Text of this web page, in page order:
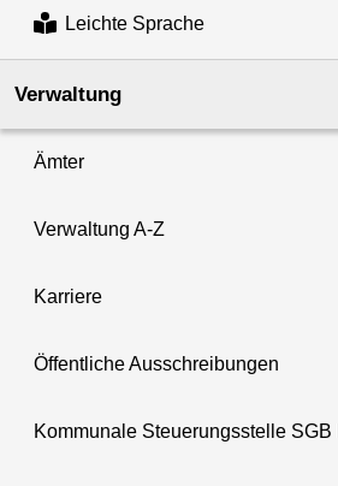
Leichte Sprache
Verwaltung
Ämter
Verwaltung A-Z
Karriere
Öffentliche Ausschreibungen
Kommunale Steuerungsstelle SGB II